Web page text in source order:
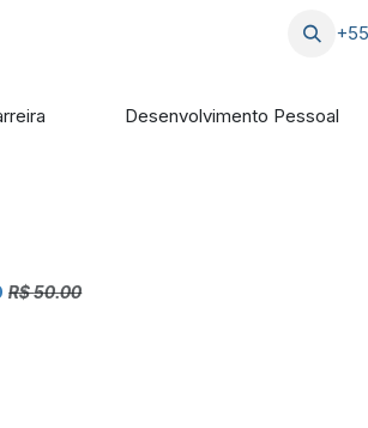
Desenvolvimento Pessoal
R$50.00